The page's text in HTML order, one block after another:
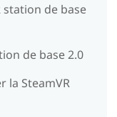
station de base
de base 2.0
la SteamVR